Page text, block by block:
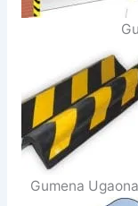
Gumena